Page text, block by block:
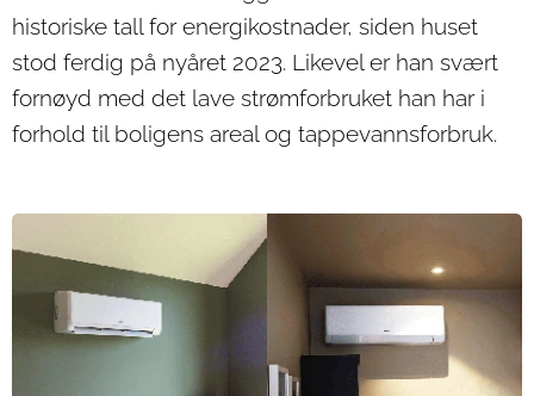
historiske tall for energikostnader, siden huset
stod ferdig på nyåret 2023. Likevel er han svært
fornøyd med det lave strømforbruket han har i
forhold til boligens areal og tappevannsforbruk.